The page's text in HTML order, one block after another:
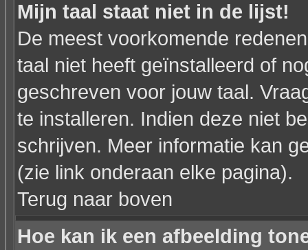
Mijn taal staat niet in de lijst!
De meest voorkomende
taal niet heeft geïnstalleerd of
geschreven voor jouw taal.
te installeren. Indien deze niet
schrijven. Meer informatie kan
(zie link onderaan elke pagina).
Terug naar boven
Hoe kan ik een afbeelding